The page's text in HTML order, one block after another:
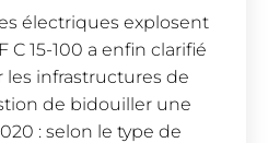
électriques explosent
C 15-100 a enfin clarifié
infrastructures de
de bidouiller une
: selon le type de